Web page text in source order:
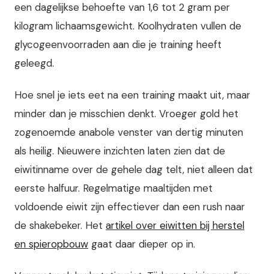
een dagelijkse behoefte van 1,6 tot 2 gram per
kilogram lichaamsgewicht. Koolhydraten vullen de
glycogeenvoorraden aan die je training heeft
geleegd.
Hoe snel je iets eet na een training maakt uit, maar
minder dan je misschien denkt. Vroeger gold het
zogenoemde anabole venster van dertig minuten
als heilig. Nieuwere inzichten laten zien dat de
eiwitinname over de gehele dag telt, niet alleen dat
eerste halfuur. Regelmatige maaltijden met
voldoende eiwit zijn effectiever dan een rush naar
de shakebeker. Het artikel over eiwitten bij herstel
en spieropbouw gaat daar dieper op in.